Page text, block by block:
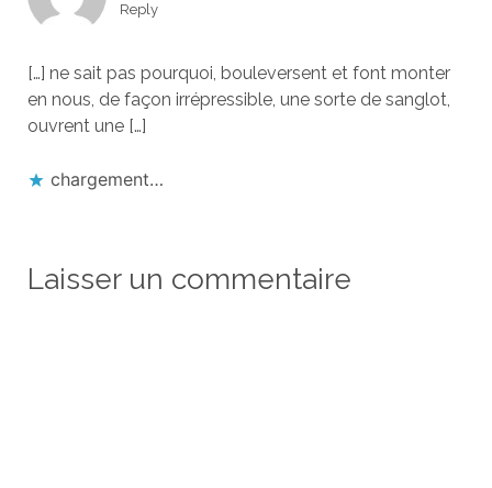
Reply
[…] ne sait pas pourquoi, bouleversent et font monter
en nous, de façon irrépressible, une sorte de sanglot,
ouvrent une […]
chargement…
Laisser un commentaire